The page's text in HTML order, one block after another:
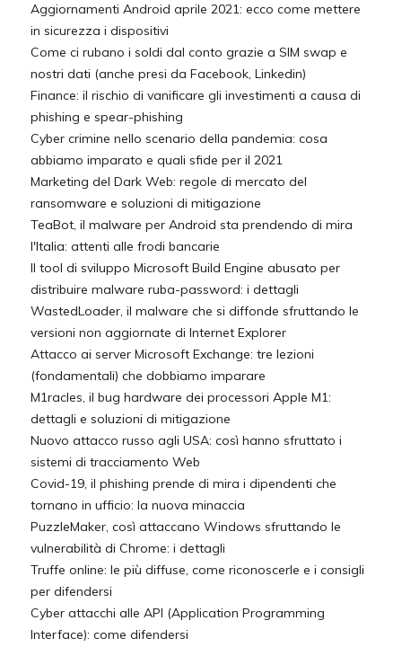
Aggiornamenti Android aprile 2021: ecco come mettere
in sicurezza i dispositivi
Come ci rubano i soldi dal conto grazie a SIM swap e
nostri dati (anche presi da Facebook, Linkedin)
Finance: il rischio di vanificare gli investimenti a causa di
phishing e spear-phishing
Cyber crimine nello scenario della pandemia: cosa
abbiamo imparato e quali sfide per il 2021
Marketing del Dark Web: regole di mercato del
ransomware e soluzioni di mitigazione
TeaBot, il malware per Android sta prendendo di mira
l'Italia: attenti alle frodi bancarie
Il tool di sviluppo Microsoft Build Engine abusato per
distribuire malware ruba-password: i dettagli
WastedLoader, il malware che si diffonde sfruttando le
versioni non aggiornate di Internet Explorer
Attacco ai server Microsoft Exchange: tre lezioni
(fondamentali) che dobbiamo imparare
M1racles, il bug hardware dei processori Apple M1:
dettagli e soluzioni di mitigazione
Nuovo attacco russo agli USA: così hanno sfruttato i
sistemi di tracciamento Web
Covid-19, il phishing prende di mira i dipendenti che
tornano in ufficio: la nuova minaccia
PuzzleMaker, così attaccano Windows sfruttando le
vulnerabilità di Chrome: i dettagli
Truffe online: le più diffuse, come riconoscerle e i consigli
per difendersi
Cyber attacchi alle API (Application Programming
Interface): come difendersi